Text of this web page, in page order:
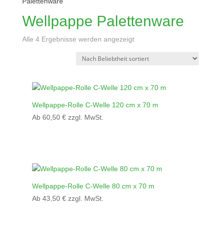
Wellpappe Palettenware
Alle 4 Ergebnisse werden angezeigtNach
sortiert
Wellpappe-Rolle C-Welle 120 cm x 70 m
Ab 60,50 € zzgl. MwSt.
Wellpappe-Rolle C-Welle 80 cm x 70 m
Ab 43,50 € zzgl. MwSt.